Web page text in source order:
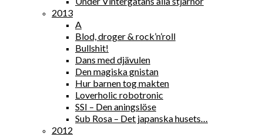
2013
A
Blod, droger & rock’n’roll
Bullshit!
Dans med djävulen
Den magiska gnistan
Hur barnen tog makten
Loverholic robotronic
SSI – Den aningslöse
Sub Rosa – Det japanska husets…
2012